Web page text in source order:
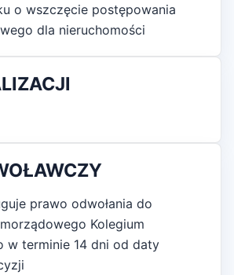
o wszczęcie postępowania
dla nieruchomości
prawo odwołania do
Kolegium
w terminie 14 dni od daty